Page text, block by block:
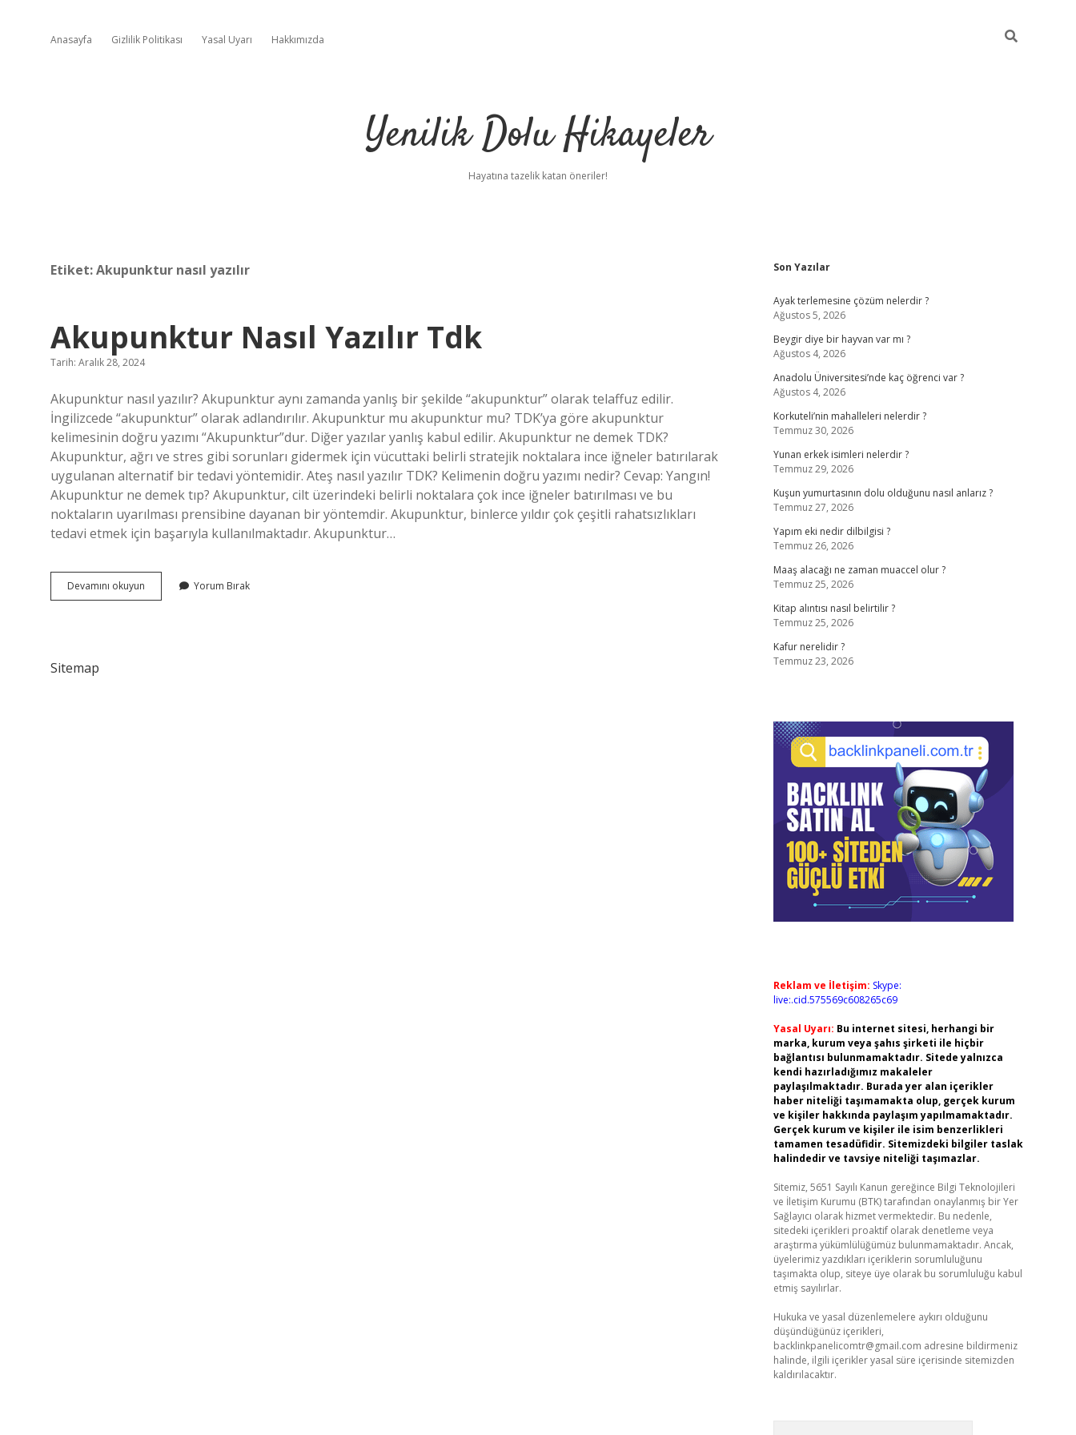
Anasayfa Gizlilik Politikası Yasal Uyarı Hakkımızda
Yenilik Dolu Hikayeler
Hayatına tazelik katan öneriler!
Etiket:Akupunktur nasıl yazılır
Akupunktur Nasıl Yazılır Tdk
Tarih: Aralık 28, 2024
Akupunktur nasıl yazılır? Akupunktur aynı zamanda yanlış bir şekilde “akupunktur” olarak telaffuz edilir.
İngilizcede “akupunktur” olarak adlandırılır. Akupunktur mu akupunktur mu? TDK’ya göre akupunktur
kelimesinin doğru yazımı “Akupunktur”dur. Diğer yazılar yanlış kabul edilir. Akupunktur ne demek TDK?
Akupunktur, ağrı ve stres gibi sorunları gidermek için vücuttaki belirli stratejik noktalara ince iğneler batırılarak
uygulanan alternatif bir tedavi yöntemidir. Ateş nasıl yazılır TDK? Kelimenin doğru yazımı nedir? Cevap: Yangın!
Akupunktur ne demek tıp? Akupunktur, cilt üzerindeki belirli noktalara çok ince iğneler batırılması ve bu
noktaların uyarılması prensibine dayanan bir yöntemdir. Akupunktur, binlerce yıldır çok çeşitli rahatsızlıkları
tedavi etmek için başarıyla kullanılmaktadır. Akupunktur…
Devamını okuyun Akupunktur
Nasıl
Yorum Bırak
Sitemap
Sidebar
Son Yazılar
Ayak terlemesine çözüm nelerdir ?
Ağustos 5, 2026
Beygir diye bir hayvan var mı ?
Ağustos 4, 2026
Anadolu Üniversitesi’nde kaç öğrenci var ?
Ağustos 4, 2026
Korkuteli’nin mahalleleri nelerdir ?
Temmuz 30, 2026
Yunan erkek isimleri nelerdir ?
Temmuz 29, 2026
Kuşun yumurtasının dolu olduğunu nasıl anlarız ?
Temmuz 27, 2026
Yapım eki nedir dilbilgisi ?
Temmuz 26, 2026
Maaş alacağı ne zaman muaccel olur ?
Temmuz 25, 2026
Kitap alıntısı nasıl belirtilir ?
Temmuz 25, 2026
Kafur nerelidir ?
Temmuz 23, 2026
Reklam ve İletişim: Skype:
live:.cid.575569c608265c69
Yasal Uyarı: Bu internet sitesi, herhangi bir
marka, kurum veya şahıs şirketi ile hiçbir
bağlantısı bulunmamaktadır. Sitede yalnızca
kendi hazırladığımız makaleler
paylaşılmaktadır. Burada yer alan içerikler
haber niteliği taşımamakta olup, gerçek kurum
ve kişiler hakkında paylaşım yapılmamaktadır.
Gerçek kurum ve kişiler ile isim benzerlikleri
tamamen tesadüfidir. Sitemizdeki bilgiler taslak
halindedir ve tavsiye niteliği taşımazlar.
Sitemiz, 5651 Sayılı Kanun gereğince Bilgi Teknolojileri
ve İletişim Kurumu (BTK) tarafından onaylanmış bir Yer
Sağlayıcı olarak hizmet vermektedir. Bu nedenle,
sitedeki içerikleri proaktif olarak denetleme veya
araştırma yükümlülüğümüz bulunmamaktadır. Ancak,
üyelerimiz yazdıkları içeriklerin sorumluluğunu
taşımakta olup, siteye üye olarak bu sorumluluğu kabul
etmiş sayılırlar.
Hukuka ve yasal düzenlemelere aykırı olduğunu
düşündüğünüz içerikleri,
backlinkpanelicomtr@gmail.com adresine bildirmeniz
halinde, ilgili içerikler yasal süre içerisinde sitemizden
kaldırılacaktır.